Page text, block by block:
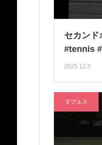
セカンド
#tennis
2025.12.5
ダブルス